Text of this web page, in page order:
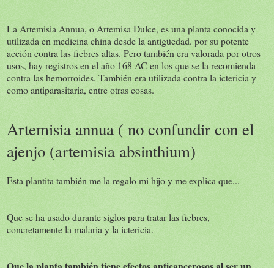
La Artemisia Annua, o Artemisa Dulce, es una planta conocida y
utilizada en medicina china desde la antigüedad. por su potente
acción contra las fiebres altas. Pero también era valorada por otros
usos, hay registros en el año 168 AC en los que se la recomienda
contra las hemorroides. También era utilizada contra la ictericia y
como antiparasitaria, entre otras cosas.
Artemisia annua ( no confundir con el
ajenjo (artemisia absinthium)
Esta plantita también me la regalo mi hijo y me explica que...
Que se ha usado durante siglos para tratar las fiebres,
concretamente la malaria y la ictericia.